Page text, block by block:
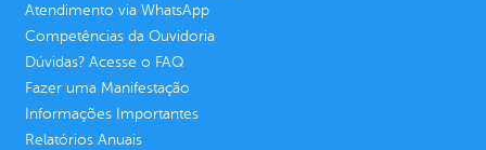
Atendimento via WhatsApp
Competências da Ouvidoria
Dúvidas? Acesse o FAQ
Fazer uma Manifestação
Informações Importantes
Relatórios Anuais